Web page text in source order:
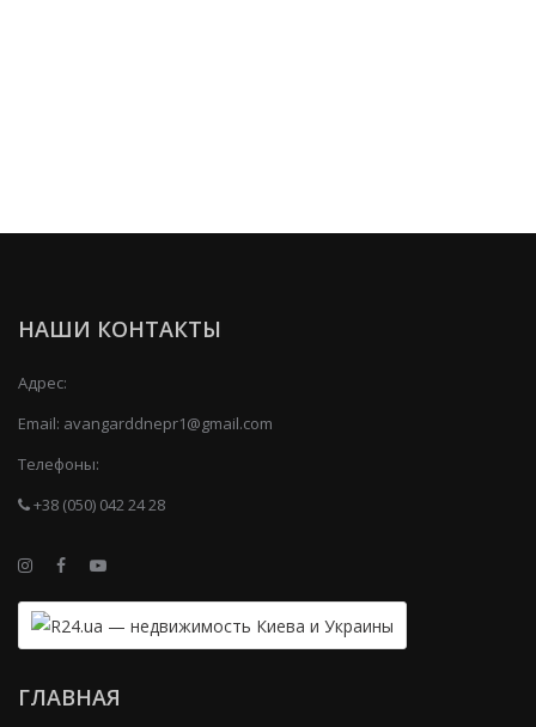
НАШИ КОНТАКТЫ
Адрес:
Email: avangarddnepr1@gmail.com
Телефоны:
+38 (050) 042 24 28
ГЛАВНАЯ